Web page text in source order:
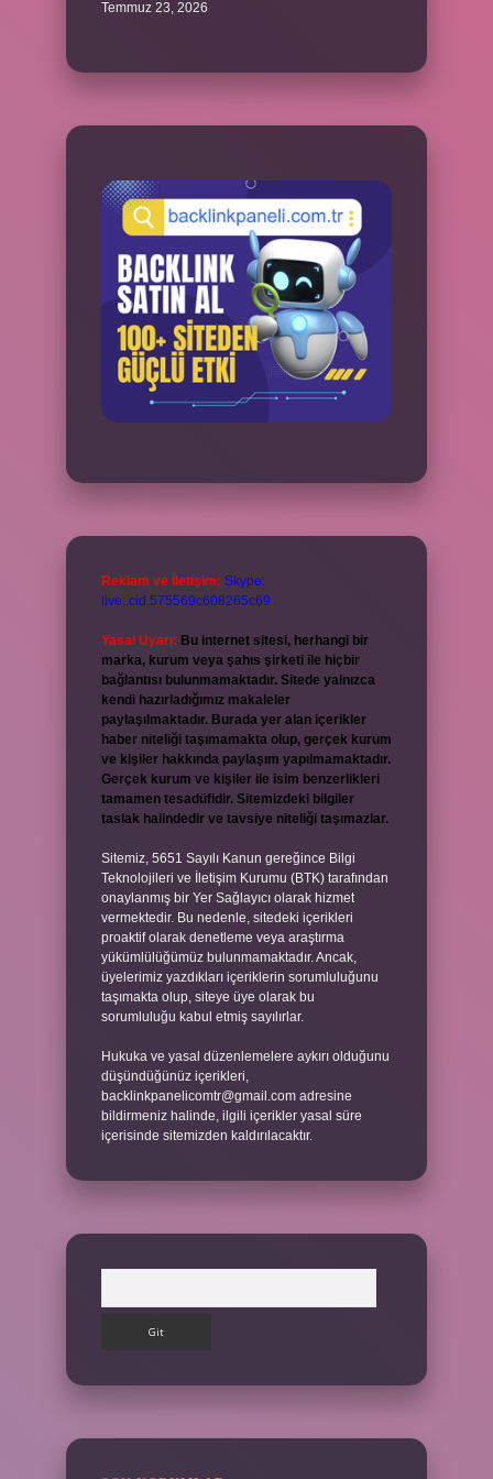
Temmuz 23, 2026
Reklam ve İletişim: Skype:
live:.cid.575569c608265c69
Yasal Uyarı: Bu internet sitesi, herhangi bir
marka, kurum veya şahıs şirketi ile hiçbir
bağlantısı bulunmamaktadır. Sitede yalnızca
kendi hazırladığımız makaleler
paylaşılmaktadır. Burada yer alan içerikler
haber niteliği taşımamakta olup, gerçek kurum
ve kişiler hakkında paylaşım yapılmamaktadır.
Gerçek kurum ve kişiler ile isim benzerlikleri
tamamen tesadüfidir. Sitemizdeki bilgiler
taslak halindedir ve tavsiye niteliği taşımazlar.
Sitemiz, 5651 Sayılı Kanun gereğince Bilgi
Teknolojileri ve İletişim Kurumu (BTK) tarafından
onaylanmış bir Yer Sağlayıcı olarak hizmet
vermektedir. Bu nedenle, sitedeki içerikleri
proaktif olarak denetleme veya araştırma
yükümlülüğümüz bulunmamaktadır. Ancak,
üyelerimiz yazdıkları içeriklerin sorumluluğunu
taşımakta olup, siteye üye olarak bu
sorumluluğu kabul etmiş sayılırlar.
Hukuka ve yasal düzenlemelere aykırı olduğunu
düşündüğünüz içerikleri,
backlinkpanelicomtr@gmail.com adresine
bildirmeniz halinde, ilgili içerikler yasal süre
içerisinde sitemizden kaldırılacaktır.